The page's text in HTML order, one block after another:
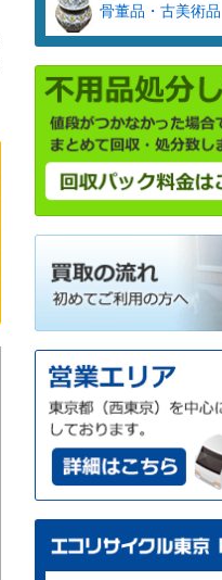
骨董品・古美術品